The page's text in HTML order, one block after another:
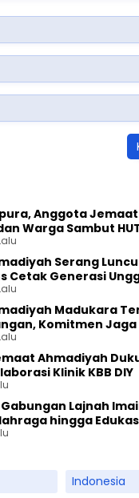
Anggota
Warga Sambut
Serang
Cetak Generasi
Madukara
Komitmen
Ahmadiyah
Klinik KBB DIY
Lajnah
hingga
Indonesia